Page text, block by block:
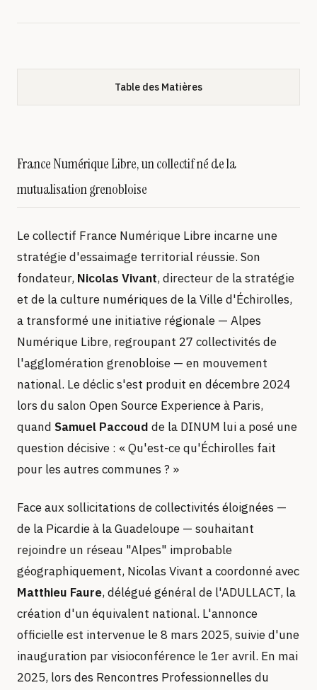
Table des Matières
France Numérique Libre, un collectif né de la
mutualisation grenobloise
Le collectif France Numérique Libre incarne une
stratégie d'essaimage territorial réussie. Son
fondateur, Nicolas Vivant, directeur de la stratégie
et de la culture numériques de la Ville d'Échirolles,
a transformé une initiative régionale — Alpes
Numérique Libre, regroupant 27 collectivités de
l'agglomération grenobloise — en mouvement
national. Le déclic s'est produit en décembre 2024
lors du salon Open Source Experience à Paris,
quand Samuel Paccoud de la DINUM lui a posé une
question décisive : « Qu'est-ce qu'Échirolles fait
pour les autres communes ? »
Face aux sollicitations de collectivités éloignées —
de la Picardie à la Guadeloupe — souhaitant
rejoindre un réseau "Alpes" improbable
géographiquement, Nicolas Vivant a coordonné avec
Matthieu Faure, délégué général de l'ADULLACT, la
création d'un équivalent national. L'annonce
officielle est intervenue le 8 mars 2025, suivie d'une
inauguration par visioconférence le 1er avril. En mai
2025, lors des Rencontres Professionnelles du